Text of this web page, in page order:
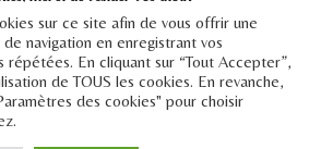
sur ce site afin de vous offrir une
navigation en enregistrant vos
En cliquant sur “Tout Accepter”,
de TOUS les cookies. En revanche,
des cookies" pour choisir